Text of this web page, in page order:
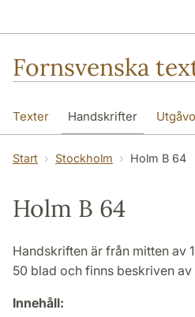
Fornsvenska
Texter Handskrifter
Start Stockholm Holm B 64
Holm B 64
Handskriften är från mitten av
50 blad och finns beskriven av
Innehåll: